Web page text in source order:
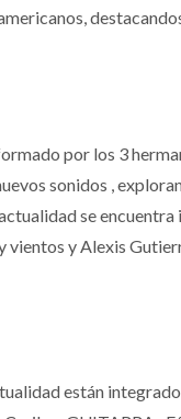
por los 3
sonidos ,
se
vientos y Alexis
están